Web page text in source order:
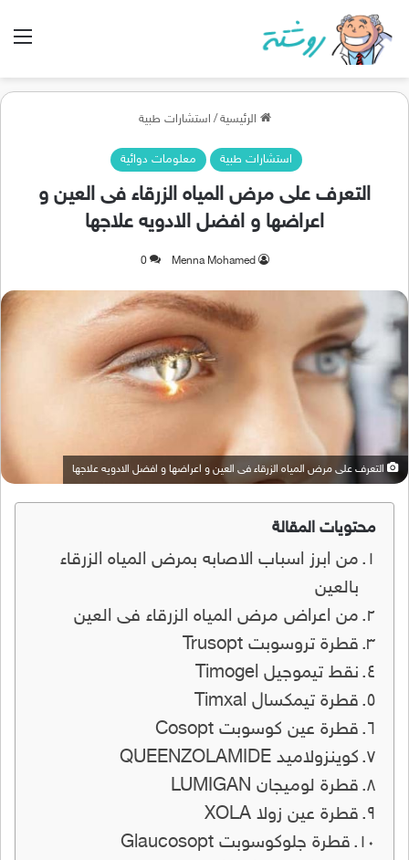
الرئيسية / استشارات طبية
استشارات طبية معلومات دوائية
التعرف على مرض المياه الزرقاء فى العين و
اعراضها و افضل الادويه علاجها
Menna Mohamed
0
التعرف على مرض المياه الزرقاء فى العين و اعراضها و افضل الادويه علاجها
محتويات المقالة
من ابرز اسباب الاصابه بمرض المياه الزرقاء
بالعين
من اعراض مرض المياه الزرقاء فى العين
قطرة تروسوبت Trusopt
نقط تيموجيل Timogel
قطرة تيمكسال Timxal
قطرة عين كوسوبت Cosopt
كوينزولاميد QUEENZOLAMIDE
قطرة لوميجان LUMIGAN
قطرة عين زولا XOLA
قطرة جلوكوسوبت Glaucosopt